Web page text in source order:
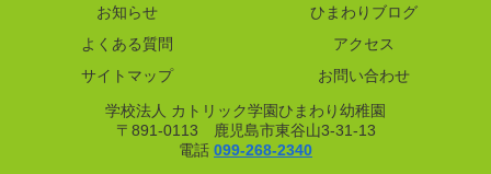
お知らせ
ひまわりブログ
よくある質問
アクセス
サイトマップ
お問い合わせ
学校法人 カトリック学園ひまわり幼稚園
〒891-0113 鹿児島市東谷山3-31-13
電話 099-268-2340